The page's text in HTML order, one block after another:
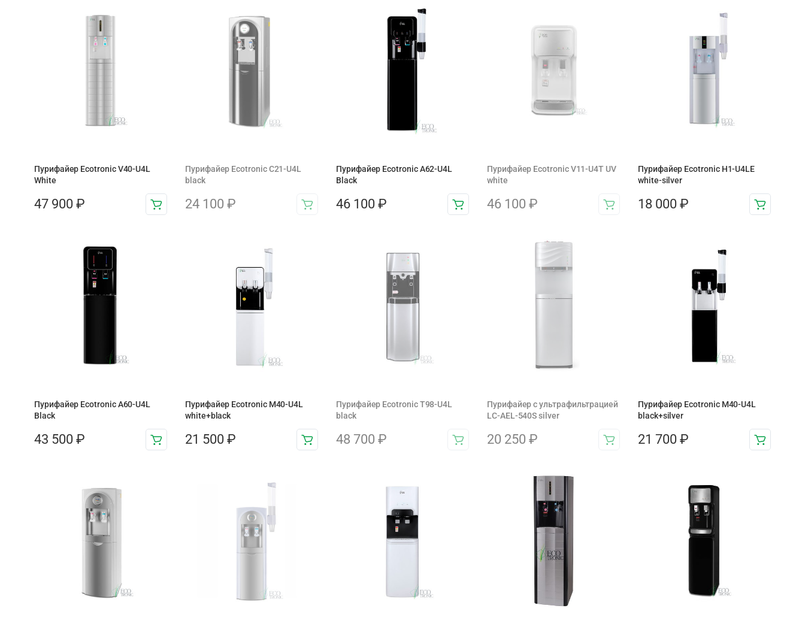
Пурифайер Ecotronic V40-U4L
White
47 900 ₽
Пурифайер Ecotronic C21-U4L
black
24 100 ₽
Пурифайер Ecotronic A62-U4L
Black
46 100 ₽
Пурифайер Ecotronic V11-U4T UV
white
46 100 ₽
Пурифайер Ecotronic H1-U4LE
white-silver
18 000 ₽
Пурифайер Ecotronic A60-U4L
Black
43 500 ₽
Пурифайер Ecotronic M40-U4L
white+black
21 500 ₽
Пурифайер Ecotronic T98-U4L
black
48 700 ₽
Пурифайер с ультрафильтрацией
LC-AEL-540S silver
20 250 ₽
Пурифайер Ecotronic M40-U4L
black+silver
21 700 ₽